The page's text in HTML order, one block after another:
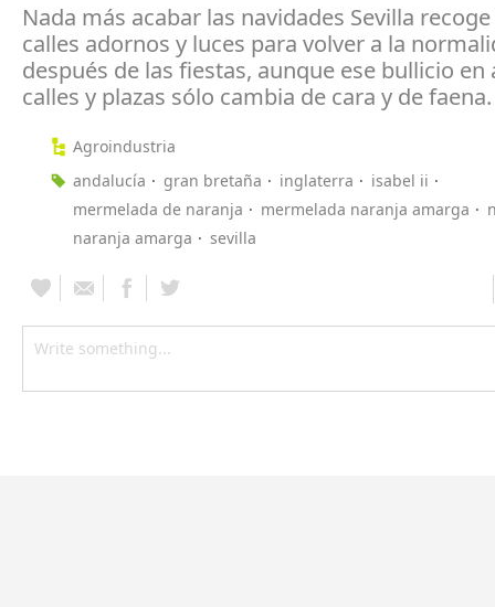
Nada más acabar las navidades Sevilla
calles adornos y luces para volver a la
después de las fiestas, aunque ese bullicio en
calles y plazas sólo cambia de cara y de faena.
Agroindustria
andalucía
gran bretaña inglaterra
isabel ii
mermelada de naranja
mermelada naranja amarga
naranja amarga
sevilla